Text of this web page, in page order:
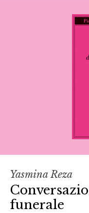
Yasmina Reza
funerale